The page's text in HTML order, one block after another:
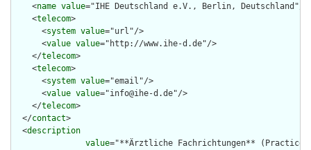
    <
name value="IHE Deutschland e.V., Berlin, Deutschland"/>
    <
telecom>
      <
system value="url"/>
      <
value value="http://www.ihe-d.de"/>
    </
telecom>
    <
telecom>
      <
system value="email"/>
      <
value value="info@ihe-d.de"/>
    </
telecom>
  </
contact>
  <
description
value="**Ärztliche Fachrichtungen** (Practice